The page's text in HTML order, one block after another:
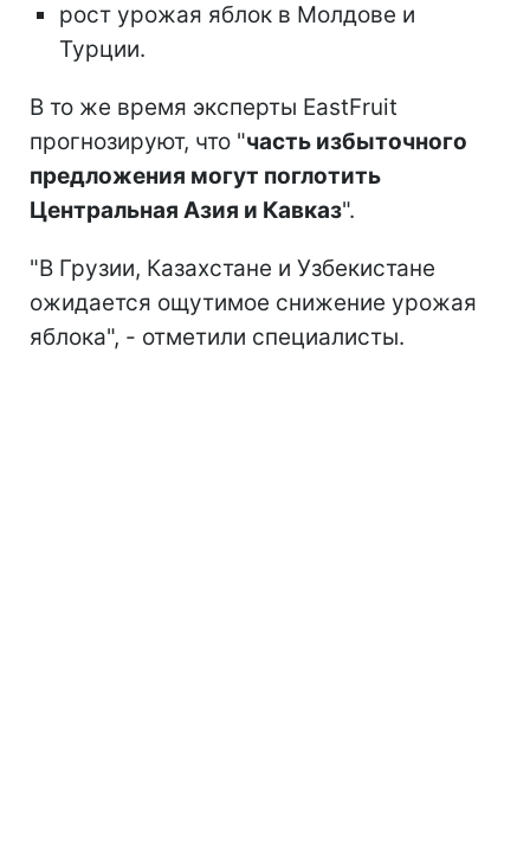
рост урожая яблок в Молдове и
Турции.
В то же время эксперты EastFruit
прогнозируют, что "часть избыточного
предложения могут поглотить
Центральная Азия и Кавказ".
"В Грузии, Казахстане и Узбекистане
ожидается ощутимое снижение урожая
яблока", - отметили специалисты.